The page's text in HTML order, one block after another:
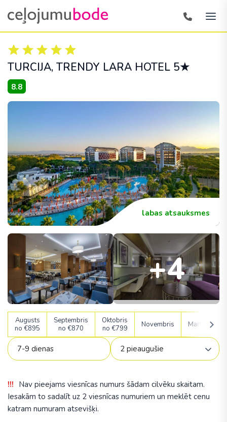
TURCIJA, TRENDY LARA HOTEL 5★
8.8
labas atsauksmes
+4
Augusts
no €895
Septembris
no €870
Oktobris
no €799
Novembris Marts
Nav pieejams viesnīcas numurs šādam cilvēku skaitam.
Iesakām to sadalīt uz 2 viesnīcas numuriem un meklēt cenu
katram numuram atsevišķi.